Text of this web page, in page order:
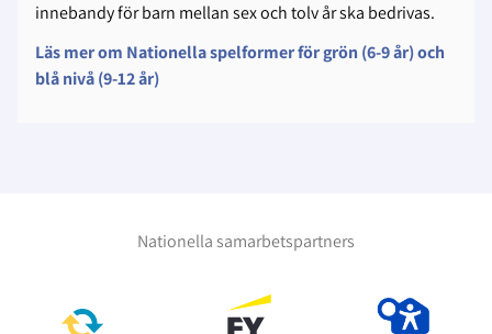
innebandy för barn mellan sex och tolv år ska bedrivas.
Läs mer om Nationella spelformer för grön (6-9 år) och
blå nivå (9-12 år)
Nationella samarbetspartners